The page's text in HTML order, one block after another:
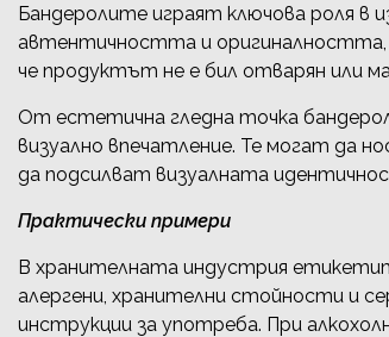
Бандеролите играят ключова роля в
автентичността и оригиналността,
че продуктът не е бил отварян или
От естетична гледна точка
визуално впечатление. Те могат да
да подсилват визуалната
Практически примери
В хранителната индустрия
алергени, хранителни стойности и
инструкции за употреба. При